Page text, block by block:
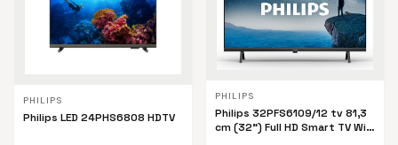
PHILIPS
Philips LED 24PHS6808 HDTV
PHILIPS
Philips 32PFS6109/12 tv 81,3
cm (32") Full HD Smart TV Wifi